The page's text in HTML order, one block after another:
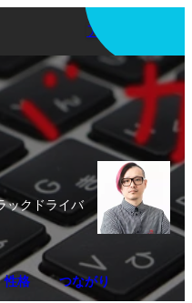
アプリを使う
ックドライバ
性格 つながり